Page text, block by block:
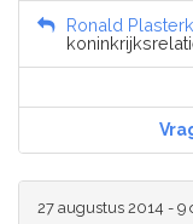
Ronald Plasterk
27 augustus 2014 - 9